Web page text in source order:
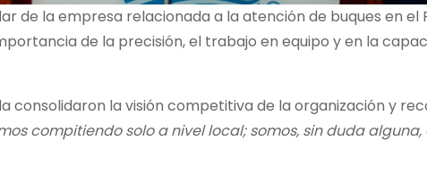
de la empresa relacionada a la atención de buques en el
de la precisión, el trabajo en equipo y en la
consolidaron la visión competitiva de la organización y
compitiendo solo a nivel local; somos, sin duda